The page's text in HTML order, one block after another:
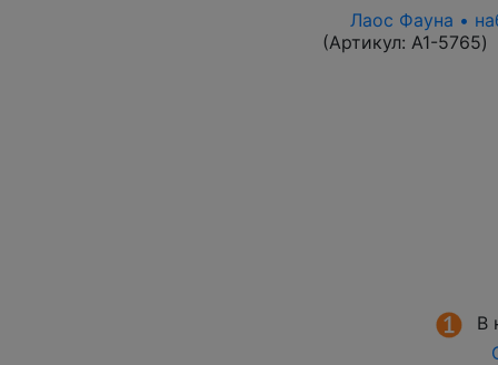
Лаос Фауна •
(Артикул: A1-5765)
В